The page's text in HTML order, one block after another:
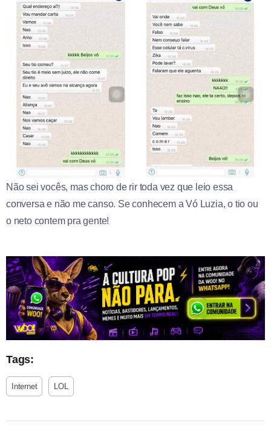
Não sei vocês, mas choro de rir toda vez que leio essa
conversa e não me canso. Se conhecem a Vó Luzia, o tio ou
o neto contem pra gente!
Tags:
Internet LOL